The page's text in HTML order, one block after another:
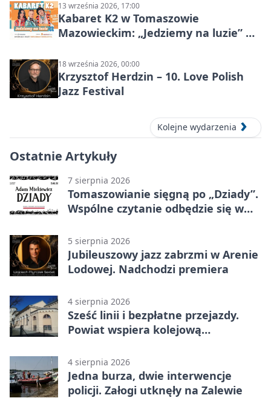
13 września 2026, 17:00
Kabaret K2 w Tomaszowie
Mazowieckim: „Jedziemy na luzie” w
Społecznej
18 września 2026, 00:00
Krzysztof Herdzin – 10. Love Polish
Jazz Festival
Kolejne wydarzenia
Ostatnie Artykuły
7 sierpnia 2026
Tomaszowianie sięgną po „Dziady”.
Wspólne czytanie odbędzie się w
5 sierpnia 2026
Jubileuszowy jazz zabrzmi w Arenie
Lodowej. Nadchodzi premiera
4 sierpnia 2026
Sześć linii i bezpłatne przejazdy.
Powiat wspiera kolejową
4 sierpnia 2026
Jedna burza, dwie interwencje
policji. Załogi utknęły na Zalewie